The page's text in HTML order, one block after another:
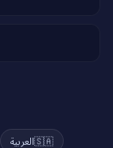
🇸🇦العربية